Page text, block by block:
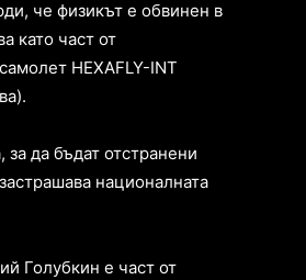
че физикът е обвинен в
като част от
HEXAFLY-INT
за да бъдат отстранени
националната
Голубкин е част от